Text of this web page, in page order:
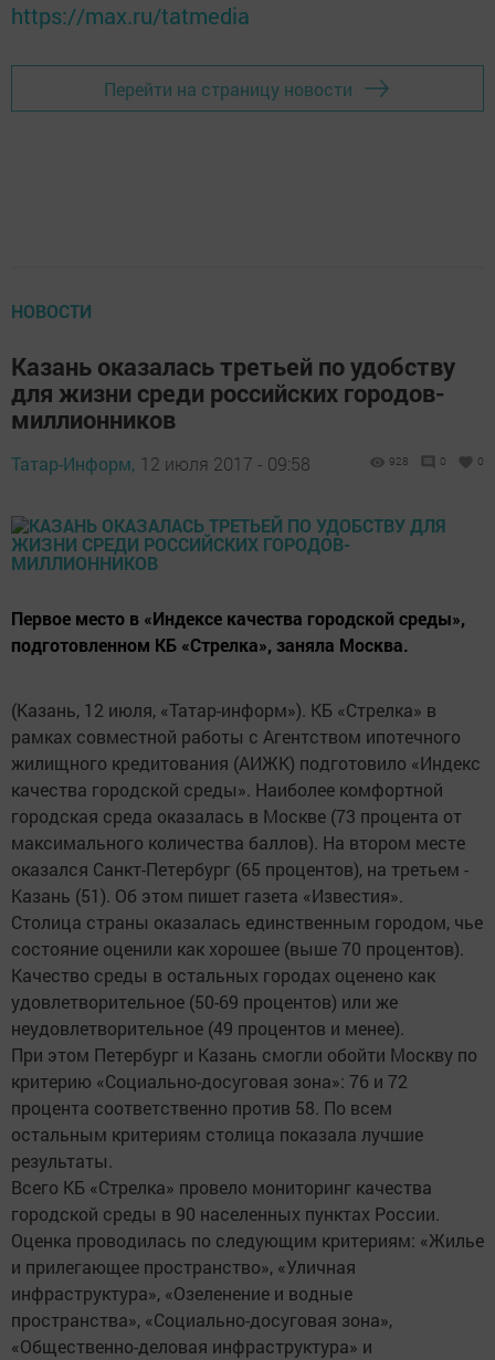
https://max.ru/tatmedia
Перейти на страницу новости
НОВОСТИ
Казань оказалась третьей по удобству
для жизни среди российских городов-
миллионников
Татар-Информ, 12 июля 2017 - 09:58 928 0 0
Первое место в «Индексе качества городской среды»,
подготовленном КБ «Стрелка», заняла Москва.
(Казань, 12 июля, «Татар-информ»). КБ «Стрелка» в
рамках совместной работы с Агентством ипотечного
жилищного кредитования (АИЖК) подготовило «Индекс
качества городской среды». Наиболее комфортной
городская среда оказалась в Москве (73 процента от
максимального количества баллов). На втором месте
оказался Санкт-Петербург (65 процентов), на третьем -
Казань (51). Об этом пишет газета «Известия».
Столица страны оказалась единственным городом, чье
состояние оценили как хорошее (выше 70 процентов).
Качество среды в остальных городах оценено как
удовлетворительное (50-69 процентов) или же
неудовлетворительное (49 процентов и менее).
При этом Петербург и Казань смогли обойти Москву по
критерию «Социально-досуговая зона»: 76 и 72
процента соответственно против 58. По всем
остальным критериям столица показала лучшие
результаты.
Всего КБ «Стрелка» провело мониторинг качества
городской среды в 90 населенных пунктах России.
Оценка проводилась по следующим критериям: «Жилье
и прилегающее пространство», «Уличная
инфраструктура», «Озеленение и водные
пространства», «Социально-досуговая зона»,
«Общественно-деловая инфраструктура» и